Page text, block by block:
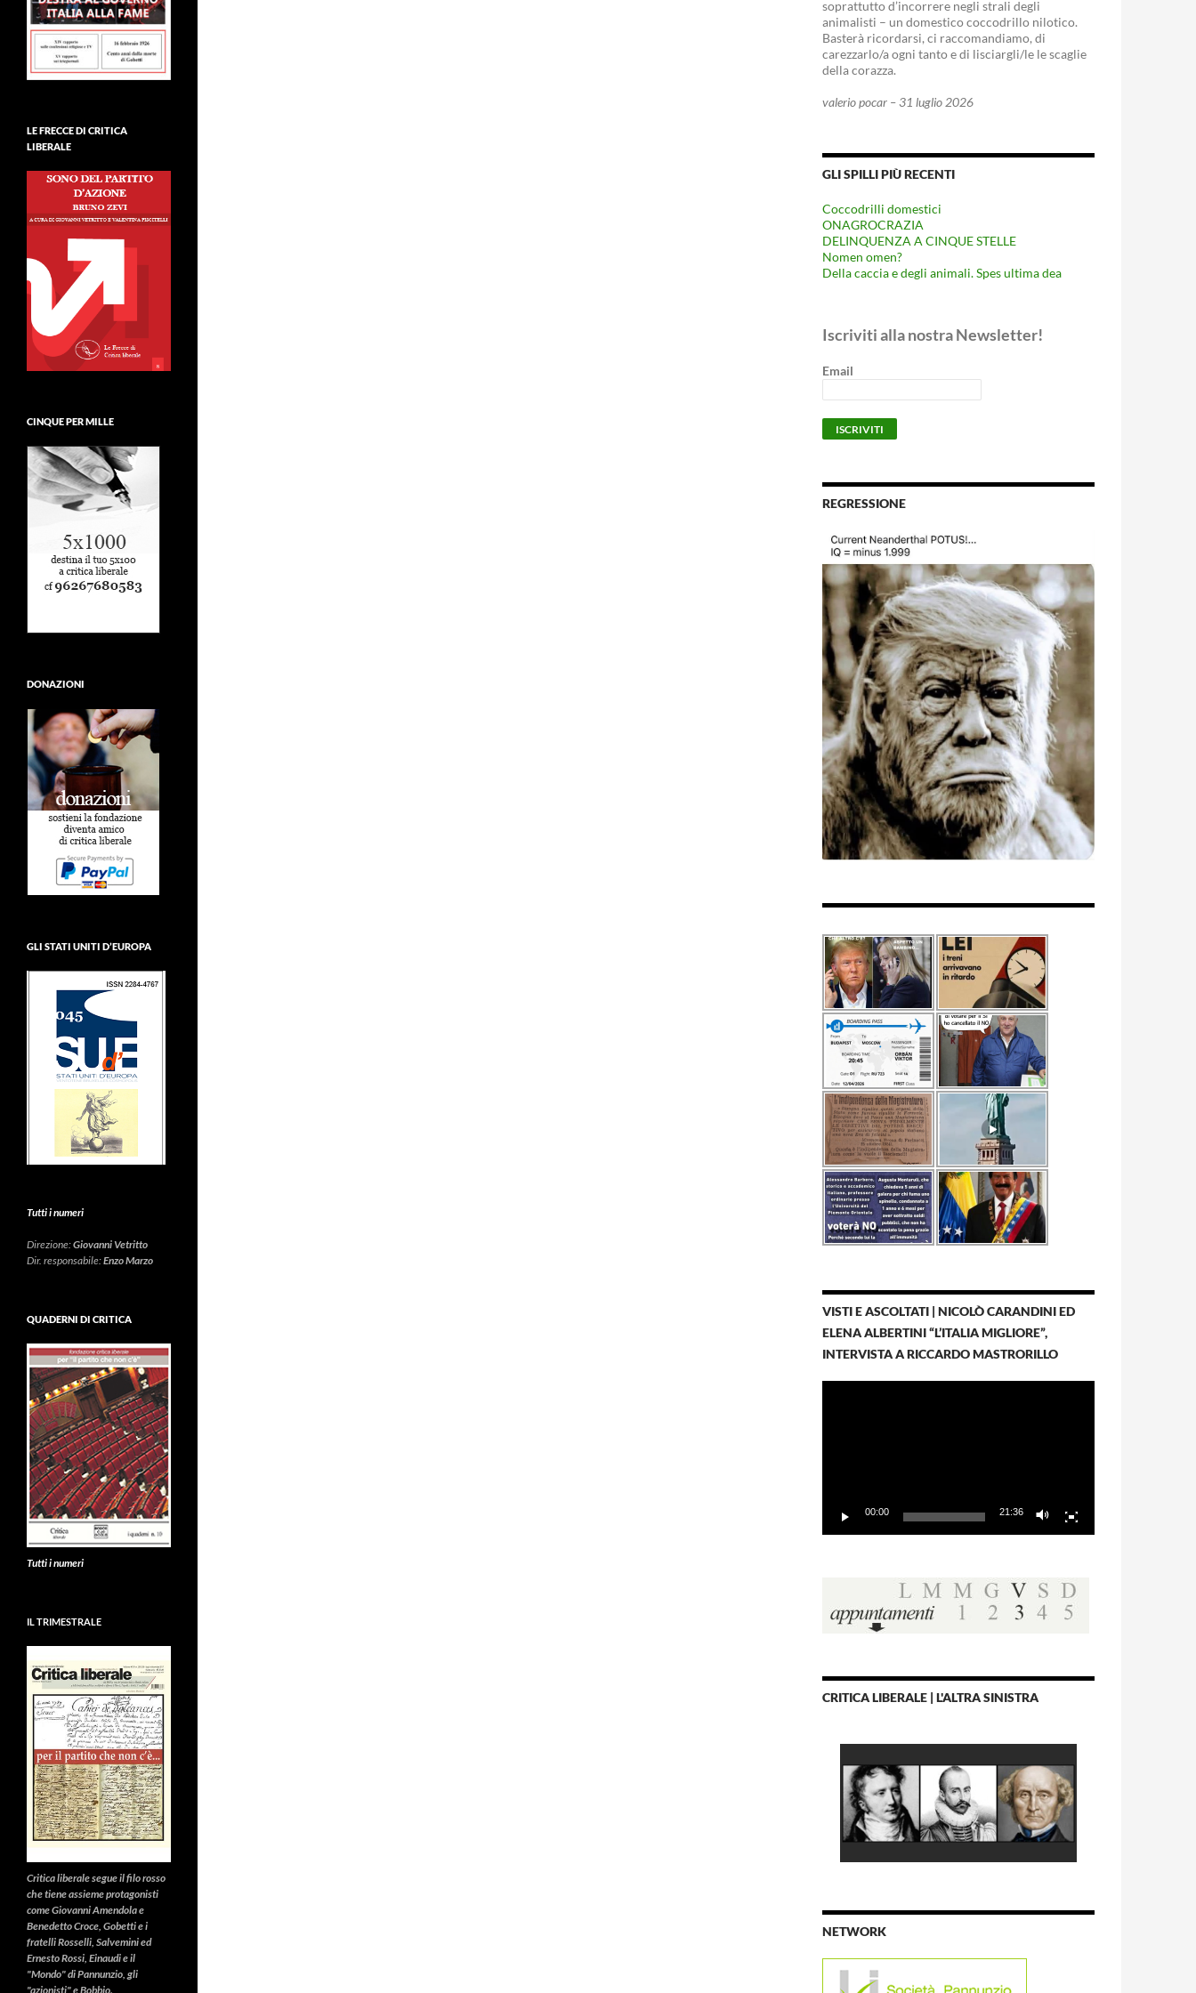
soprattutto d’incorrere negli strali degli
animalisti – un domestico coccodrillo nilotico.
Basterà ricordarsi, ci raccomandiamo, di
carezzarlo/a ogni tanto e di lisciargli/le le scaglie
della corazza.
valerio pocar – 31 luglio 2026
GLI SPILLI PIÙ RECENTI
Coccodrilli domestici
ONAGROCRAZIA
DELINQUENZA A CINQUE STELLE
Nomen omen?
Della caccia e degli animali. Spes ultima dea
Iscriviti alla nostra Newsletter!
Email
REGRESSIONE
VISTI E ASCOLTATI | NICOLÒ CARANDINI ED
ELENA ALBERTINI “L’ITALIA MIGLIORE”,
INTERVISTA A RICCARDO MASTRORILLO
00:00 21:36
CRITICA LIBERALE | L'ALTRA SINISTRA
NETWORK
LE FRECCE DI CRITICA
LIBERALE
CINQUE PER MILLE
DONAZIONI
GLI STATI UNITI D’EUROPA
Tutti i numeri
Direzione:Giovanni Vetritto
Dir. responsabile:Enzo Marzo
QUADERNI DI CRITICA
Tutti i numeri
IL TRIMESTRALE
Critica liberalesegue il filo rosso
che tiene assieme protagonisti
come Giovanni Amendola e
Benedetto Croce, Gobetti e i
fratelli Rosselli, Salvemini ed
Ernesto Rossi, Einaudi e il
"Mondo" di Pannunzio, gli
"azionisti" e Bobbio.